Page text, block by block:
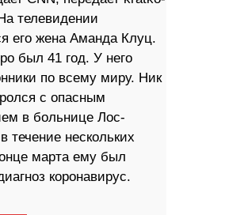
телевидении
его жена Аманда Клуц.
был 41 год. У него
по всему миру. Ник
с опасным
в больнице Лос-
течение нескольких
марта ему был
коронавирус.